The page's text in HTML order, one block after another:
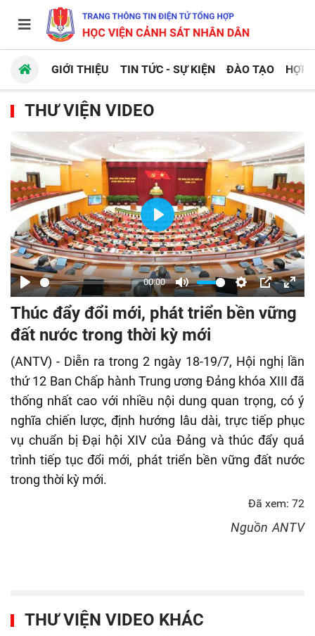
GIỚI THIỆU TIN TỨC - SỰ KIỆN ĐÀO TẠO HỢP
THƯ VIỆN VIDEO
Play
00:00
Mute Settings
PIP Enter
Play
Thúc đẩy đổi mới, phát triển bền vững
đất nước trong thời kỳ mới
(ANTV) - Diễn ra trong 2 ngày 18-19/7, Hội nghị lần
thứ 12 Ban Chấp hành Trung ương Đảng khóa XIII đã
thống nhất cao với nhiều nội dung quan trọng, có ý
nghĩa chiến lược, định hướng lâu dài, trực tiếp phục
vụ chuẩn bị Đại hội XIV của Đảng và thúc đẩy quá
trình tiếp tục đổi mới, phát triển bền vững đất nước
trong thời kỳ mới.
Đã xem: 72
Nguồn ANTV
THƯ VIỆN VIDEO KHÁC